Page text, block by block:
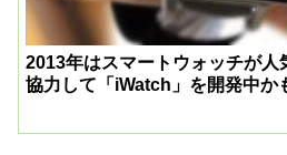
2013年はスマートウォッチが
協力して「iWatch」を開発中か